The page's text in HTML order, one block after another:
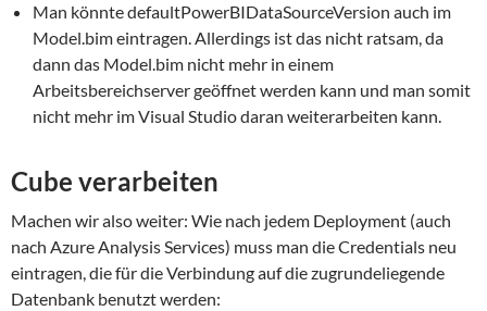
Man könnte defaultPowerBIDataSourceVersion auch im
Model.bim eintragen. Allerdings ist das nicht ratsam, da
dann das Model.bim nicht mehr in einem
Arbeitsbereichserver geöffnet werden kann und man somit
nicht mehr im Visual Studio daran weiterarbeiten kann.
Cube verarbeiten
Machen wir also weiter: Wie nach jedem Deployment (auch
nach Azure Analysis Services) muss man die Credentials neu
eintragen, die für die Verbindung auf die zugrundeliegende
Datenbank benutzt werden: